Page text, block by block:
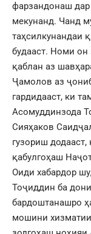
фарзандонаш дар
мекунанд. Чанд
таҳсилкунандаи
будааст. Номи он
қаблан аз
Ҷамолов аз
гардидааст, ки
Асомуддинзода
Сияҳаков
гузориш
қабулгоҳаш
Оиди хабардор
Тоҷиддин ба
бардоштанашро
мошини